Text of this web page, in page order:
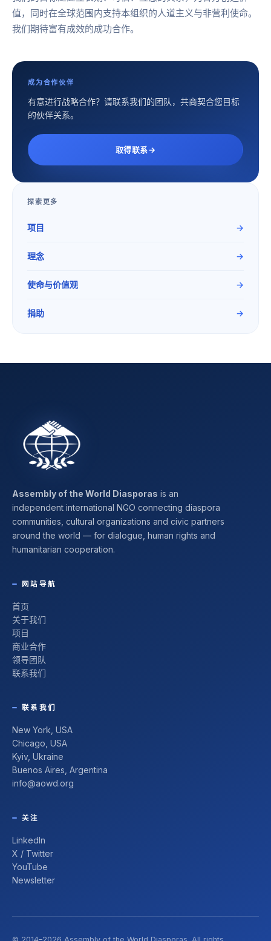
值，同时在全球范围内支持本组织的人道主义与非营利使命。
我们期待富有成效的成功合作。
成为合作伙伴
有意进行战略合作？请联系我们的团队，共商契合您目标
的伙伴关系。
取得联系→
探索更多
项目 →
理念 →
使命与价值观 →
捐助 →
Assembly of the World Diasporas is an
independent international NGO connecting diaspora
communities, cultural organizations and civic partners
around the world — for dialogue, human rights and
humanitarian cooperation.
网站导航
首页
关于我们
项目
商业合作
领导团队
联系我们
联系我们
New York, USA
Chicago, USA
Kyiv, Ukraine
Buenos Aires, Argentina
info@aowd.org
关注
LinkedIn
X / Twitter
YouTube
Newsletter